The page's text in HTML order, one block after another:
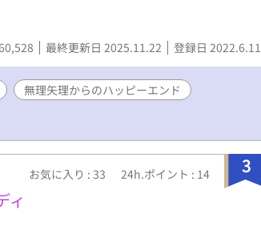
最終更新日 2025.11.22 登録日 2022.6.11
無理矢理からのハッピーエンド
3
お気に入り : 33 24h.ポイント : 14
ィ